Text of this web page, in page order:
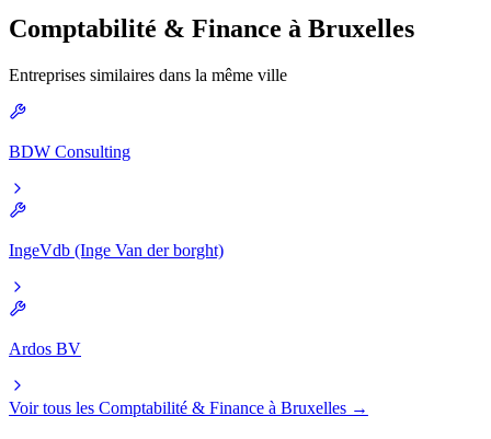
Comptabilité & Finance à Bruxelles
Entreprises similaires dans la même ville
BDW Consulting
IngeVdb (Inge Van der borght)
Ardos BV
Voir tous les Comptabilité & Finance à Bruxelles →